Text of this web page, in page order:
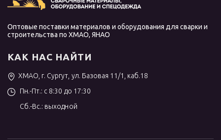
Оптовые поставки материалов и оборудования для сварки и
строительства по ХМАО, ЯНАО
КАК НАС НАЙТИ
ХМАО, г. Сургут, ул. Базовая 11/1, каб.18
Пн.-Пт.: с 8:30 до 17:30
Сб.-Вс.: выходной